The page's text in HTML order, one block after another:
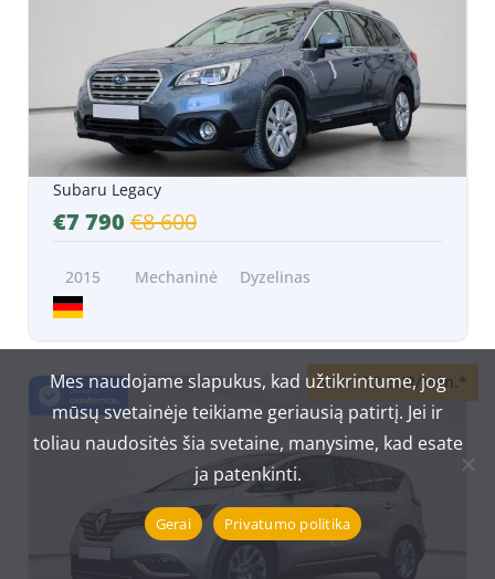
Subaru Legacy
€7 790 €8 600
2015 Mechaninė Dyzelinas
Nuo 172 EUR/Mėn.*
Mes naudojame slapukus, kad užtikrintume, jog
mūsų svetainėje teikiame geriausią patirtį. Jei ir
toliau naudositės šia svetaine, manysime, kad esate
ja patenkinti.
Gerai Privatumo politika